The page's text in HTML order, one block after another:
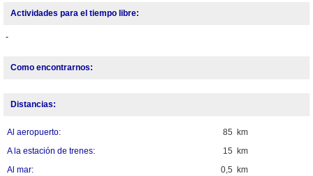
Actividades para el tiempo libre:
-
Como encontrarnos:
Distancias:
85 km
Al aeropuerto:
15 km
A la estación de trenes:
0,5 km
Al mar: